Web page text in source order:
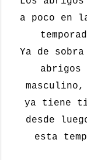
a poco en
Ya de
abrigos
ya tiene
desde
esta